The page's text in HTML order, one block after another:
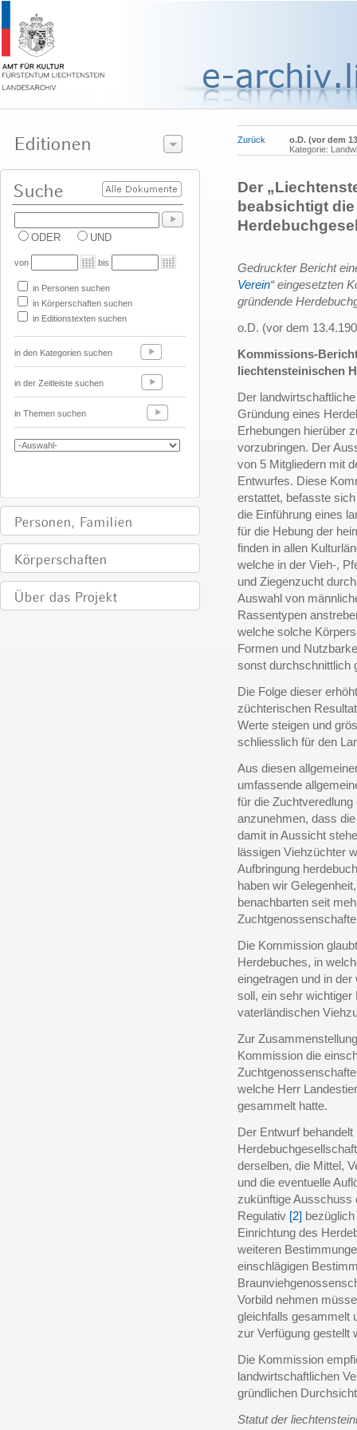
ODER UND
von bis
in Personen suchen
in Körperschaften suchen
in Editionstexten suchen
in den Kategorien suchen
in der Zeitleiste suchen
in Themen suchen
Zurück
o.D. (vor dem
Kategorie:
Der
beabsichtigt
Gedruckter Bericht
Verein“ eingesetzten
gründende
o.D. (vor dem
Kommissions-
liechtensteinischen
Der
Gründung eines
Erhebungen hierüber
vorzubringen. Der
von 5 Mitgliedern mit
Entwurfes. Diese
erstattet, befasste
die Einführung eines
für die Hebung der
finden in allen
welche in der Vieh-,
und Ziegenzucht
Auswahl von
Rassentypen
welche solche
Formen und
sonst durchschnittlich
Die Folge dieser
züchterischen
Werte steigen und
schliesslich für den
Aus diesen
umfassende
für die
anzunehmen, dass
damit in Aussicht
lässigen Viehzüchter
Aufbringung
haben wir
benachbarten seit
Die Kommission
Herdebuches, in
eingetragen und in
soll, ein sehr
vaterländischen
Zur
Kommission die
welche Herr
gesammelt hatte.
Der Entwurf
derselben, die Mittel,
und die eventuelle
zukünftige Ausschuss
Regulativ [2]
Einrichtung des
weiteren
einschlägigen
Vorbild nehmen
gleichfalls gesammelt
zur Verfügung gestellt
Die Kommission
landwirtschaftlichen
gründlichen
Statut der